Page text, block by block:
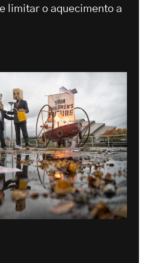
limitar o aquecimento a